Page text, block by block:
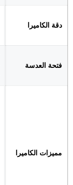
دقة الكاميرا
فتحة العدسة
مميزات الكاميرا